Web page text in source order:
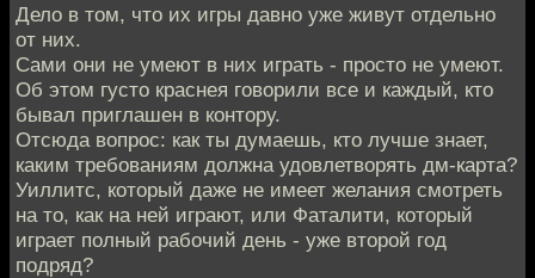
Дело в том, что их игры давно уже живут отдельно
от них.
Сами они не умеют в них играть - просто не умеют.
Об этом густо краснея говорили все и каждый, кто
бывал приглашен в контору.
Отсюда вопрос: как ты думаешь, кто лучше знает,
каким требованиям должна удовлетворять дм-карта?
Уиллитс, который даже не имеет желания смотреть
на то, как на ней играют, или Фаталити, который
играет полный рабочий день - уже второй год
подряд?